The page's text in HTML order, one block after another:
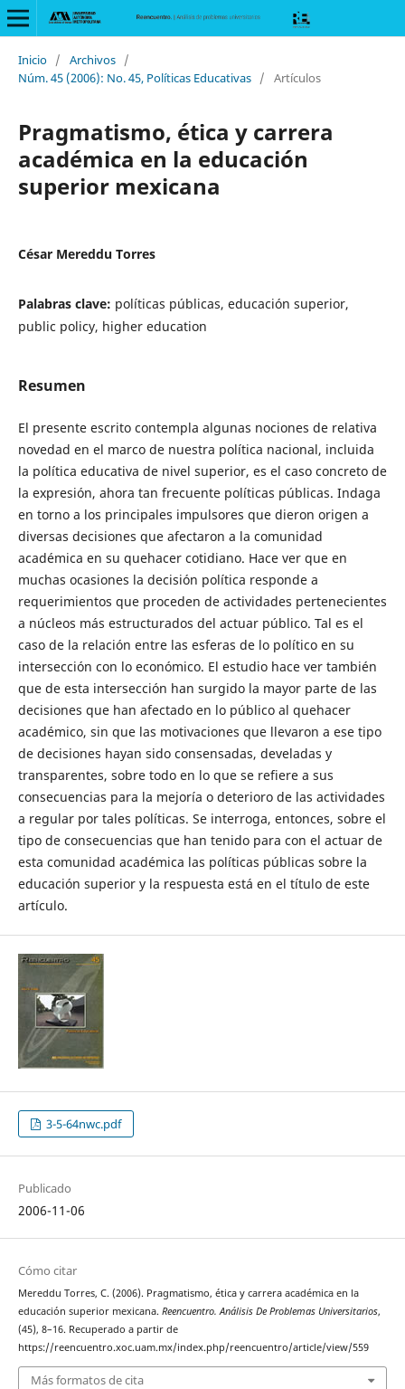
Inicio / Archivos /
Núm. 45 (2006): No. 45, Políticas Educativas / Artículos
Pragmatismo, ética y carrera
académica en la educación
superior mexicana
César Mereddu Torres
Palabras clave: políticas públicas, educación superior,
public policy, higher education
Resumen
El presente escrito contempla algunas nociones de relativa
novedad en el marco de nuestra política nacional, incluida
la política educativa de nivel superior, es el caso concreto de
la expresión, ahora tan frecuente políticas públicas. Indaga
en torno a los principales impulsores que dieron origen a
diversas decisiones que afectaron a la comunidad
académica en su quehacer cotidiano. Hace ver que en
muchas ocasiones la decisión política responde a
requerimientos que proceden de actividades pertenecientes
a núcleos más estructurados del actuar público. Tal es el
caso de la relación entre las esferas de lo político en su
intersección con lo económico. El estudio hace ver también
que de esta intersección han surgido la mayor parte de las
decisiones que han afectado en lo público al quehacer
académico, sin que las motivaciones que llevaron a ese tipo
de decisiones hayan sido consensadas, develadas y
transparentes, sobre todo en lo que se refiere a sus
consecuencias para la mejoría o deterioro de las actividades
a regular por tales políticas. Se interroga, entonces, sobre el
tipo de consecuencias que han tenido para con el actuar de
esta comunidad académica las políticas públicas sobre la
educación superior y la respuesta está en el título de este
artículo.
3-5-64nwc.pdf
Publicado
2006-11-06
Cómo citar
Mereddu Torres, C. (2006). Pragmatismo, ética y carrera académica en la
educación superior mexicana. Reencuentro. Análisis De Problemas Universitarios,
(45), 8–16. Recuperado a partir de
https://reencuentro.xoc.uam.mx/index.php/reencuentro/article/view/559
Más formatos de cita